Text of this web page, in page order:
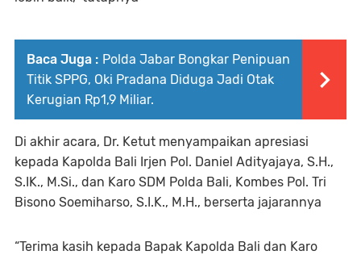
Baca Juga : Polda Jabar Bongkar Penipuan
Titik SPPG, Oki Pradana Diduga Jadi Otak
Kerugian Rp1,9 Miliar.
Di akhir acara, Dr. Ketut menyampaikan apresiasi
kepada Kapolda Bali Irjen Pol. Daniel Adityajaya, S.H.,
S.IK., M.Si., dan Karo SDM Polda Bali, Kombes Pol. Tri
Bisono Soemiharso, S.I.K., M.H., berserta jajarannya
“Terima kasih kepada Bapak Kapolda Bali dan Karo